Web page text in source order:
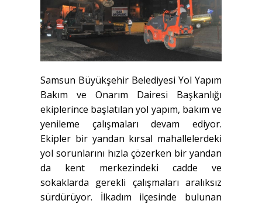
Samsun Büyükşehir Belediyesi Yol Yapım
Bakım ve Onarım Dairesi Başkanlığı
ekiplerince başlatılan yol yapım, bakım ve
yenileme çalışmaları devam ediyor.
Ekipler bir yandan kırsal mahallelerdeki
yol sorunlarını hızla çözerken bir yandan
da kent merkezindeki cadde ve
sokaklarda gerekli çalışmaları aralıksız
sürdürüyor. İlkadım ilçesinde bulunan